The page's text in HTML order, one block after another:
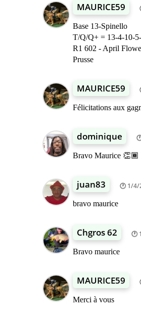
MAURICE59
Base 13-Spinello
T/Q/Q+ = 13-4-10-
R1 602 - April
Prusse
MAURICE59
Félicitations aux
dominique
Bravo Maurice 👏🏾
juan83 1/4/
bravo maurice
Chgros 62
Bravo maurice
MAURICE59
Merci à vous